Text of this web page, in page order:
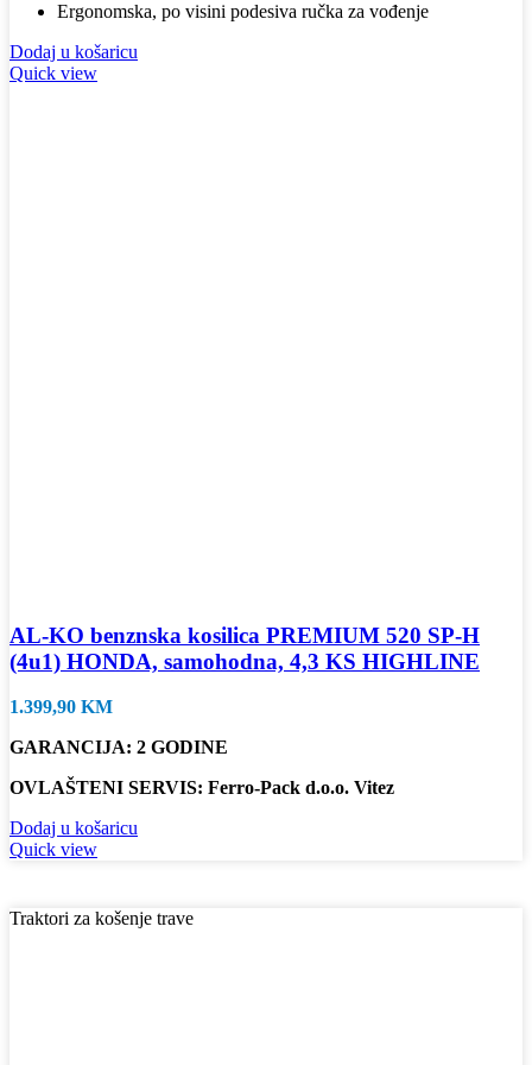
Ergonomska, po visini podesiva ručka za vođenje
Dodaj u košaricu
Quick view
AL-KO benznska kosilica PREMIUM 520 SP-H
(4u1) HONDA, samohodna, 4,3 KS HIGHLINE
1.399,90 KM
GARANCIJA: 2 GODINE
OVLAŠTENI SERVIS: Ferro-Pack d.o.o. Vitez
Dodaj u košaricu
Quick view
Traktori za košenje trave